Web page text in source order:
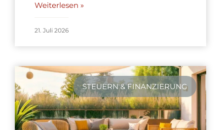
Weiterlesen »
21. Juli 2026
STEUERN & FINANZIERUNG